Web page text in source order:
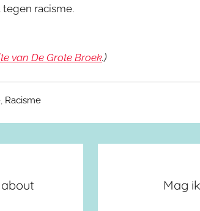
racisme.
van De Grote Broek.)
, Racisme
Mag